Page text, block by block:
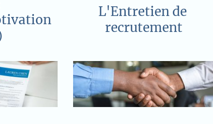
L'Entretien de
recrutement